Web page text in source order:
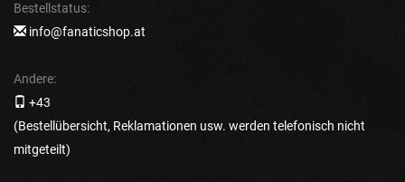
Bestellstatus:
info@fanaticshop.at
Andere:
+43
(Bestellübersicht, Reklamationen usw. werden telefonisch nicht
mitgeteilt)